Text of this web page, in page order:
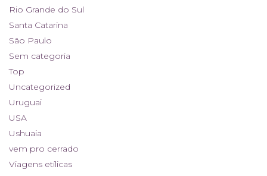
Rio Grande do Sul
Santa Catarina
São Paulo
Sem categoria
Top
Uncategorized
Uruguai
USA
Ushuaia
vem pro cerrado
Viagens etílicas